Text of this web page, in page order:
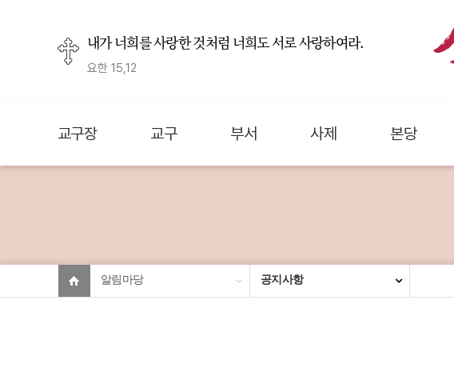
내가 너희를 사랑한 것처럼 너희도 서로 사랑하여라.
요한 15,12
교구장 교구 부서 사제 본당
알림마당 공지사항